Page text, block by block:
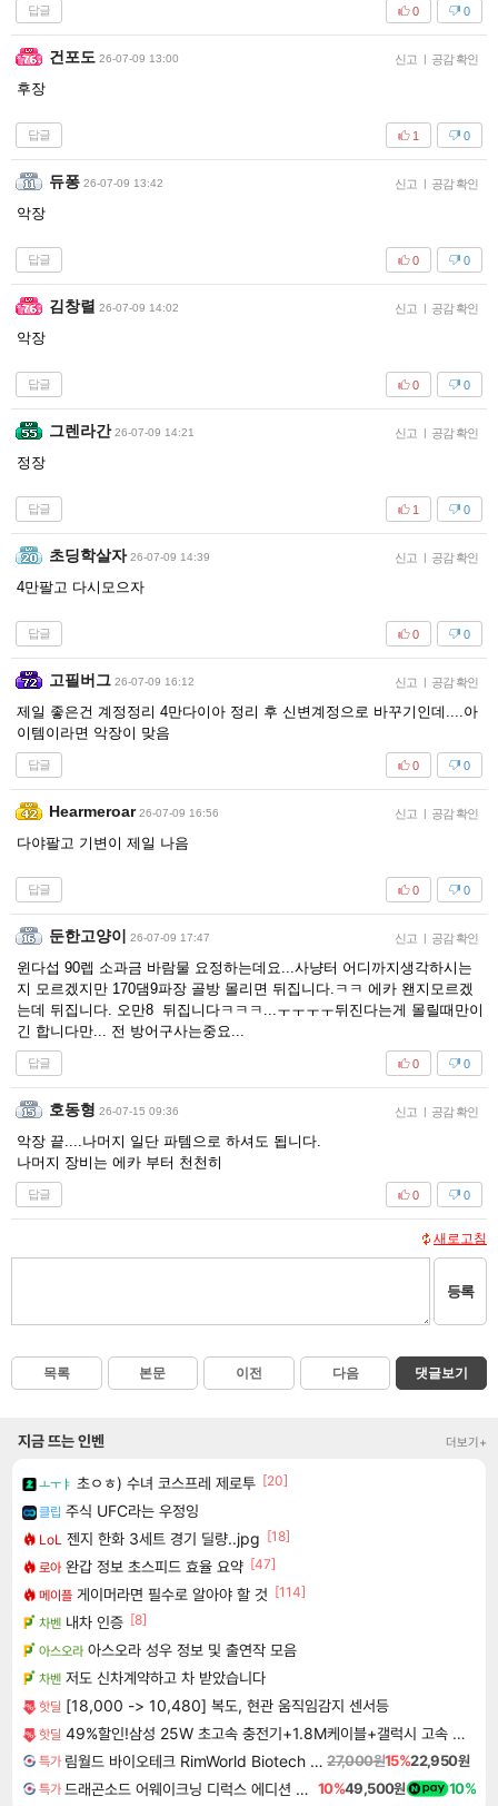
답글 0
0
건포도 26-07-09 13:00 신고 | 공감 확인
후장
답글 0
1
듀퐁 26-07-09 13:42 신고 | 공감 확인
악장
답글 0
0
김창렬 26-07-09 14:02 신고 | 공감 확인
악장
답글 0
0
그렌라간 26-07-09 14:21 신고 | 공감 확인
정장
답글 0
1
초딩학살자 26-07-09 14:39 신고 | 공감 확인
4만팔고 다시모으자
답글 0
0
고필버그 26-07-09 16:12 신고 | 공감 확인
제일 좋은건 계정정리 4만다이아 정리 후 신변계정으로 바꾸기인데....아
이템이라면 악장이 맞음
답글 0
0
Hearmeroar 26-07-09 16:56 신고 | 공감 확인
다야팔고 기변이 제일 나음
답글 0
0
둔한고양이 26-07-09 17:47 신고 | 공감 확인
윈다섭 90렙 소과금 바람물 요정하는데요...사냥터 어디까지생각하시는
지 모르겠지만 170댐9파장 골방 몰리면 뒤집니다.ㅋㅋ 에카 왠지모르겠
는데 뒤집니다. 오만8 뒤집니다ㅋㅋㅋ...ㅜㅜㅜㅜ뒤진다는게 몰릴때만이
긴 합니다만... 전 방어구사는중요...
답글 0
0
호동형 26-07-15 09:36 신고 | 공감 확인
악장 끝....나머지 일단 파템으로 하셔도 됩니다.
나머지 장비는 에카 부터 천천히
답글 0
0
새로고침
등록
목록 본문 이전 다음 댓글보기
지금 뜨는 인벤 더보기+
ㅗㅜㅑ 초ㅇㅎ) 수녀 코스프레 제로투 [20]
클립 주식 UFC라는 우정잉
LoL 젠지 한화 3세트 경기 딜량..jpg [18]
로아 완갑 정보 초스피드 효율 요약 [47]
메이플 게이머라면 필수로 알아야 할 것 [114]
차벤 내차 인증 [8]
아스오라 아스오라 성우 정보 및 출연작 모음
차벤 저도 신차계약하고 차 받았습니다
핫딜 [18,000 -> 10,480] 복도, 현관 움직임감지 센서등
핫딜 49%할인!삼성 25W 초고속 충전기+1.8M케이블+갤럭시 고속 무선충전기
특가 림월드 바이오테크 RimWorld Biotech DLC 27,000원15%22,950원
특가 드래곤소드 어웨이크닝 디럭스 에디션 DragonSword Awakening Deluxe Edition 10%49,500원 10%